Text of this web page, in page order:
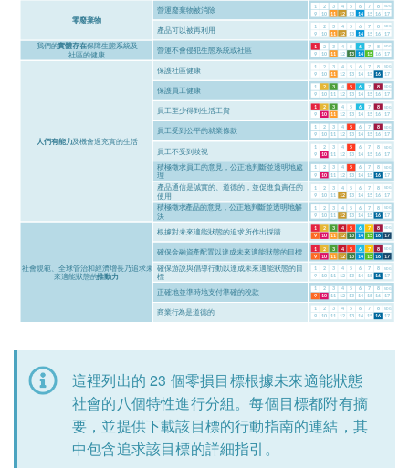
這裡列出的 23 個零損目標根據未來適能狀態
社會的八個特性進行分組。每個目標都附有摘
要，並提供下載該目標的行動指南的連結，其
中包含追求該目標的詳細指引。